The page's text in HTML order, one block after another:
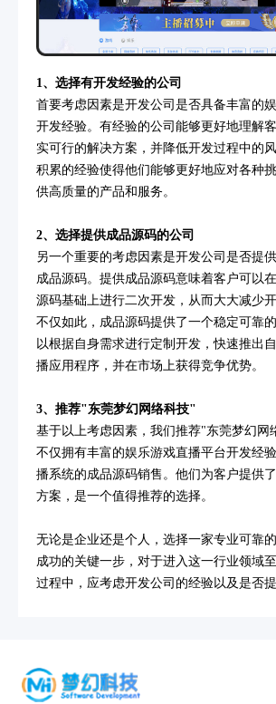
1、选择有开发经验的公司
首要考虑因素是开发公司是否具备丰富的
开发经验。有经验的公司能够更好地理解
实可行的解决方案，并降低开发过程中的
积累的经验使得他们能够更好地应对各种
供高质量的产品和服务。
2、选择提供成品源码的公司
另一个重要的考虑因素是开发公司是否提
成品源码。提供成品源码意味着客户可以
源码基础上进行二次开发，从而大大减少开
不仅如此，成品源码提供了一个稳定可靠
以根据自身需求进行定制开发，快速推出
播应用程序，并在市场上获得竞争优势。
3、推荐"东莞梦幻网络科技"
基于以上考虑因素，我们推荐"东莞梦幻网
不仅拥有丰富的娱乐游戏直播平台开发经
播系统的成品源码销售。他们为客户提供
方案，是一个值得推荐的选择。
无论是企业还是个人，选择一家专业可靠
成功的关键一步，对于进入这一行业领域
过程中，应考虑开发公司的经验以及是否提